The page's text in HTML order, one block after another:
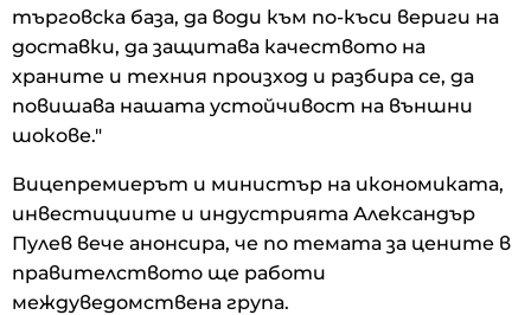
търговска база, да води към по-къси вериги на
доставки, да защитава качеството на
храните и техния произход и разбира се, да
повишава нашата устойчивост на външни
шокове."
Вицепремиерът и министър на икономиката,
инвестициите и индустрията Александър
Пулев вече анонсира, че по темата за цените в
правителството ще работи
междуведомствена група.